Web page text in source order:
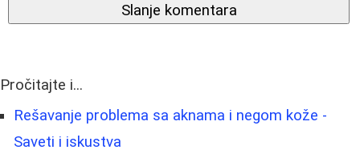
Slanje komentara
Pročitajte i...
Rešavanje problema sa aknama i negom kože -
Saveti i iskustva